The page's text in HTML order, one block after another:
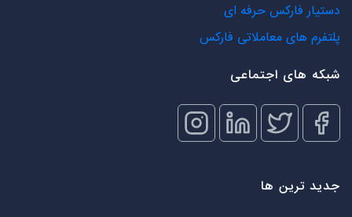
دستیار فارکس حرفه ای
پلتفرم های معاملاتی فارکس
شبکه های اجتماعی
جدید ترین ها